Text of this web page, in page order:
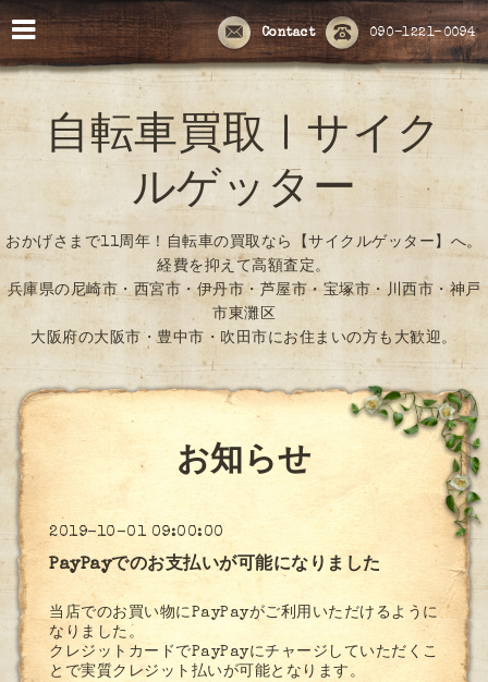
090-1221-0094
Contact
自転車買取 | サイク
ルゲッター
おかげさまで11周年！自転車の買取なら【サイクルゲッター】へ。
経費を抑えて高額査定。
兵庫県の尼崎市・西宮市・伊丹市・芦屋市・宝塚市・川西市・神戸
市東灘区
大阪府の大阪市・豊中市・吹田市にお住まいの方も大歓迎。
お知らせ
2019-10-01 09:00:00
PayPayでのお支払いが可能になりました
当店でのお買い物にPayPayがご利用いただけるように
なりました。
クレジットカードでPayPayにチャージしていただくこ
とで実質クレジット払いが可能となります。